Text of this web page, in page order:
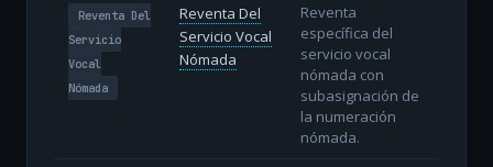
Reventa Del
Servicio
Vocal
Nómada
Reventa Del
Servicio Vocal
Nómada
Reventa
específica del
servicio vocal
nómada con
subasignación de
la numeración
nómada.